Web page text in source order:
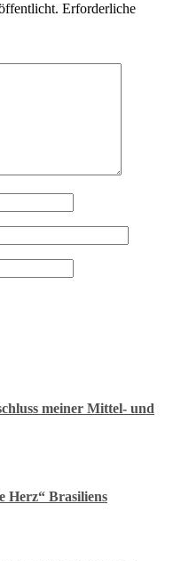
Erforderliche
meiner Mittel- und
Herz“ Brasiliens